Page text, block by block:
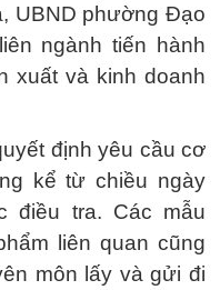
UBND phường Đạo
ngành tiến hành
xuất và kinh doanh
định yêu cầu cơ
kể từ chiều ngày
điều tra. Các mẫu
liên quan cũng
môn lấy và gửi đi